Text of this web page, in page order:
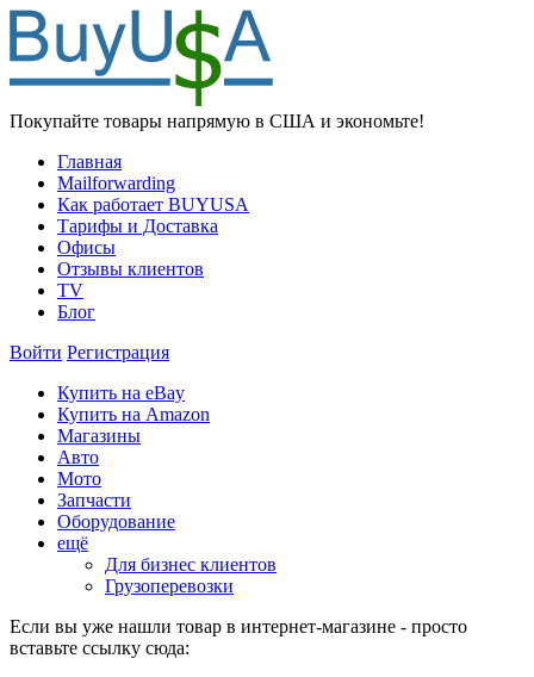
Покупайте товары напрямую в США и экономьте!
Главная
Mailforwarding
Как работает BUYUSA
Тарифы и Доставка
Офисы
Отзывы клиентов
TV
Блог
Войти Регистрация
Купить на eBay
Купить на Amazon
Магазины
Авто
Мото
Запчасти
Оборудование
ещё
Для бизнес клиентов
Грузоперевозки
Если вы уже нашли товар в интернет-магазине - просто
вставьте ссылку сюда: